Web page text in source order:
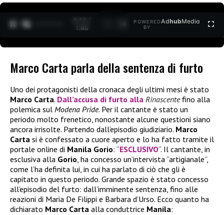
0:12 /
1:40
POWERED
BY
AdhubMedia
Marco Carta parla della sentenza di furto
Uno dei protagonisti della cronaca degli ultimi mesi è stato
Marco Carta. Dall’accusa di furto alla Rinascentefino alla
polemica sul Modena Pride. Per il cantante è stato un
periodo molto frenetico, nonostante alcune questioni siano
ancora irrisolte. Partendo dall’episodio giudiziario. Marco
Carta si è confessato a cuore aperto e lo ha fatto tramite il
portale online di Manila Gorio: “ESCLUSIVO“. Il cantante, in
esclusiva alla Gorio, ha concesso un’intervista “artigianale”,
come l’ha definita lui, in cui ha parlato di ciò che gli è
capitato in questo periodo. Grande spazio è stato concesso
all’episodio del furto: dall’imminente sentenza, fino alle
reazioni di Maria De Filippi e Barbara d’Urso. Ecco quanto ha
dichiarato Marco Carta alla conduttrice Manila: